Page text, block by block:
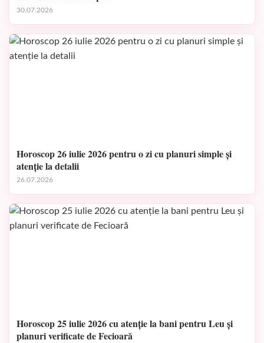
30.07.2026
Horoscop 26 iulie 2026 pentru o zi cu planuri simple și
atenție la detalii
26.07.2026
Horoscop 25 iulie 2026 cu atenție la bani pentru Leu și
planuri verificate de Fecioară